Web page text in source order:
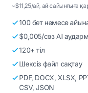
~$11,25/ай, ай сайынғыға
100 бет немесе
$0,005/сөз AI
120+ тіл
Шексіз файл сақтау
PDF, DOCX, XLSX,
CSV, JSON